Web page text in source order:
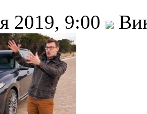
2019, 9:00